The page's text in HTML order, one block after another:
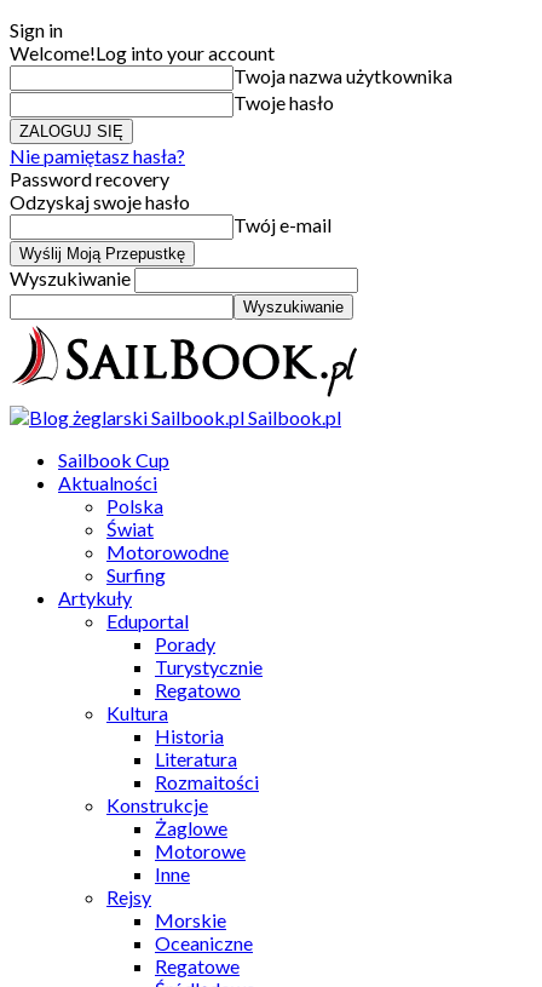
Sign in
Welcome!Log into your account
Twoja nazwa użytkownika
Twoje hasło
Nie pamiętasz hasła?
Password recovery
Odzyskaj swoje hasło
Twój e-mail
Wyszukiwanie
Sailbook.pl
Sailbook Cup
Aktualności
Polska
Świat
Motorowodne
Surfing
Artykuły
Eduportal
Porady
Turystycznie
Regatowo
Kultura
Historia
Literatura
Rozmaitości
Konstrukcje
Żaglowe
Motorowe
Inne
Rejsy
Morskie
Oceaniczne
Regatowe